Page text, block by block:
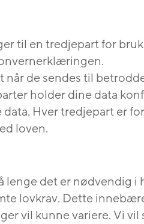
til en tredjepart for
når de sendes til
holder dine data
data. Hver tredjepart er
loven.
det er nødvendig i
lovkrav. Dette
vil kunne variere. Vi vil